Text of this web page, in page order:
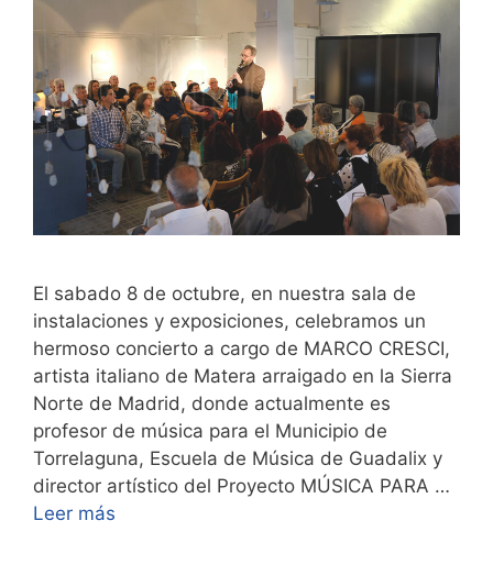
El sabado 8 de octubre, en nuestra sala de
instalaciones y exposiciones, celebramos un
hermoso concierto a cargo de MARCO CRESCI,
artista italiano de Matera arraigado en la Sierra
Norte de Madrid, donde actualmente es
profesor de música para el Municipio de
Torrelaguna, Escuela de Música de Guadalix y
director artístico del Proyecto MÚSICA PARA …
Leer más